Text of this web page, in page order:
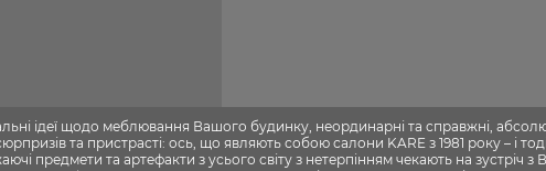
ідеї щодо меблювання Вашого будинку, неординарні та справжні,
та пристрасті: ось, що являють собою салони KARE з 1981 року – і тоді
предмети та артефакти з усього світу з нетерпінням чекають на зустріч з